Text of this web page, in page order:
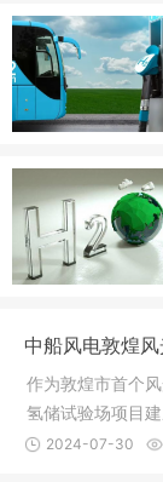
中船风电敦煌
作为敦煌市首个
氢储试验场项目
电。2024-07-30